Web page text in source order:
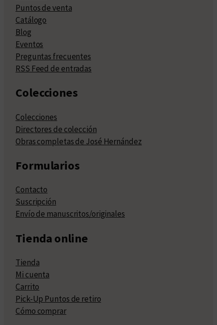
Puntos de venta
Catálogo
Blog
Eventos
Preguntas frecuentes
RSS Feed de entradas
Colecciones
Colecciones
Directores de colección
Obras completas de José Hernández
Formularios
Contacto
Suscripción
Envío de manuscritos/originales
Tienda online
Tienda
Mi cuenta
Carrito
Pick-Up Puntos de retiro
Cómo comprar